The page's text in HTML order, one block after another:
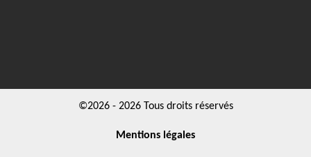
©2026 - 2026 Tous droits réservés
Mentions légales